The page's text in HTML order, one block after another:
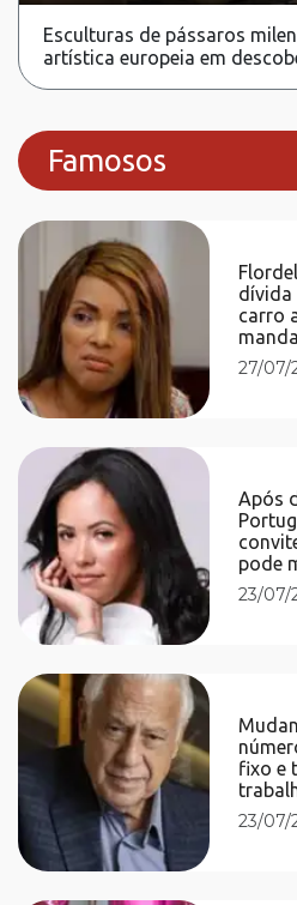
Esculturas de pássaros
artística europeia em
Famosos
dívida
carro
27/07/
Após
pode
23/07/
fixo e
23/07/